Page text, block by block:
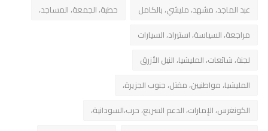
عبد الماجد، مشهد، مليشي، بالكامل
خطبة، الجمعة، المساجد،
مراجعة، السياسة، استيراد، السيارات
لجنة، شائعات، المليشيا، النيل الأزرق
المليشيا، مواطنيين، مقتل، جنوب الجزيرة،
الكونغرس، الإمارات، الدعم السريع، حرب،السودانية،